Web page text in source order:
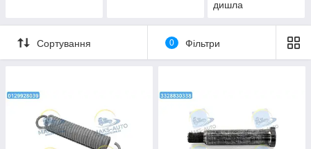
дишла
Сортування 0 Фільтри